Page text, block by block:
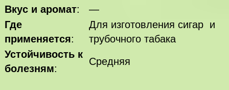
Вкус и аромат:
—
Где
применяется:
Для изготовления сигар и
трубочного табака
Устойчивость к
болезням:
Средняя